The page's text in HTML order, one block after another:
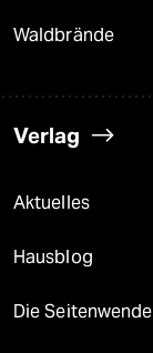
Waldbrände
Verlag
Aktuelles
Hausblog
Die Seitenwende